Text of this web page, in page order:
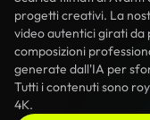
progetti creativi. La
video autentici girati da
composizioni
generate dall'IA per
Tutti i contenuti sono
4K.